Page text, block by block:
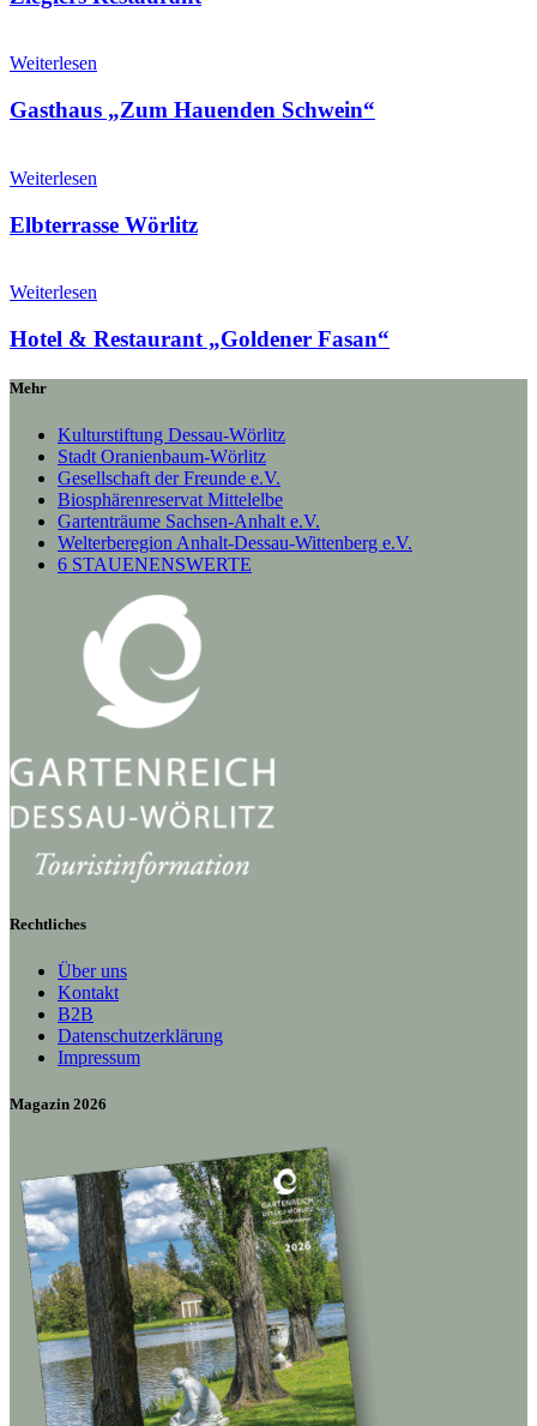
Weiterlesen
Gasthaus „Zum Hauenden Schwein“
Weiterlesen
Elbterrasse Wörlitz
Weiterlesen
Hotel & Restaurant „Goldener Fasan“
Mehr
Kulturstiftung Dessau-Wörlitz
Stadt Oranienbaum-Wörlitz
Gesellschaft der Freunde e.V.
Biosphärenreservat Mittelelbe
Gartenträume Sachsen-Anhalt e.V.
Welterberegion Anhalt-Dessau-Wittenberg e.V.
6 STAUENENSWERTE
Rechtliches
Über uns
Kontakt
B2B
Datenschutzerklärung
Impressum
Magazin 2026